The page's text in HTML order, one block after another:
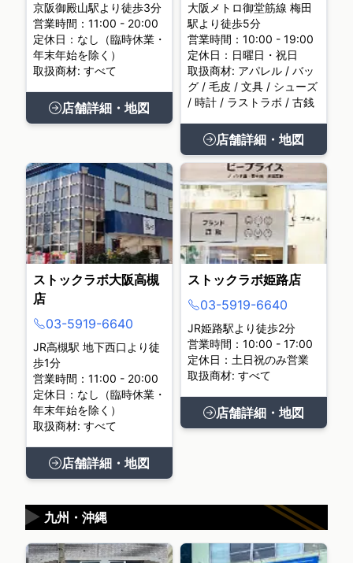
京阪御殿山駅より徒歩3分
営業時間：11:00 - 20:00
定休日：なし（臨時休業・
年末年始を除く）
取扱商材: すべて
店舗詳細・地図
大阪メトロ御堂筋線 梅田
駅より徒歩5分
営業時間：10:00 - 19:00
定休日：日曜日・祝日
取扱商材: アパレル / バッ
グ / 毛皮 / 文具 / シューズ
/ 時計 / ラストラボ / 古銭
店舗詳細・地図
ストックラボ大阪高槻
店
03-5919-6640
JR高槻駅 地下西口より徒
歩1分
営業時間：11:00 - 20:00
定休日：なし（臨時休業・
年末年始を除く）
取扱商材: すべて
店舗詳細・地図
ストックラボ姫路店
03-5919-6640
JR姫路駅より徒歩2分
営業時間：10:00 - 17:00
定休日：土日祝のみ営業
取扱商材: すべて
店舗詳細・地図
九州・沖縄
▶